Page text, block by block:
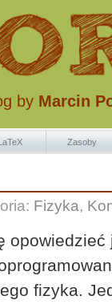
by Marcin
Zasoby
Fizyka,
fizyka.